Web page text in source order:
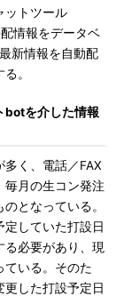
ットツール
情報をデータベ
新情報を自動配
。
botを介した情報
く、電話／FAX
毎月の生コン発注
となっている。
していた打設日
必要があり、現
ている。そのた
した打設予定日